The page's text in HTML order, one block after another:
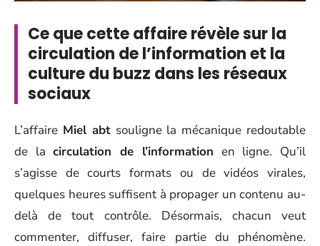
Ce que cette affaire révèle sur la
circulation de l’information et la
culture du buzz dans les réseaux
sociaux
L’affaire Miel abtsouligne la mécanique redoutable
de lacirculation de l’information en ligne. Qu’il
s’agisse de courts formats ou de vidéos virales,
quelques heures suffisent à propager un contenu au-
delà de tout contrôle. Désormais, chacun veut
commenter, diffuser, faire partie du phénomène.